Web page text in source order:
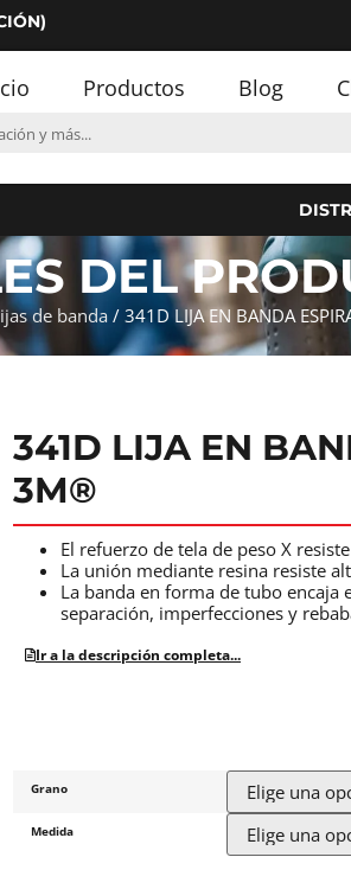
Productos Blog
DEL
de banda/ 341D LIJA EN BANDA
341D LIJA EN
3M®
El refuerzo de tela de peso X
La unión mediante resina resiste
La banda en forma de tubo
separación, imperfecciones y
Ir a la descripción completa...
Grano
Medida